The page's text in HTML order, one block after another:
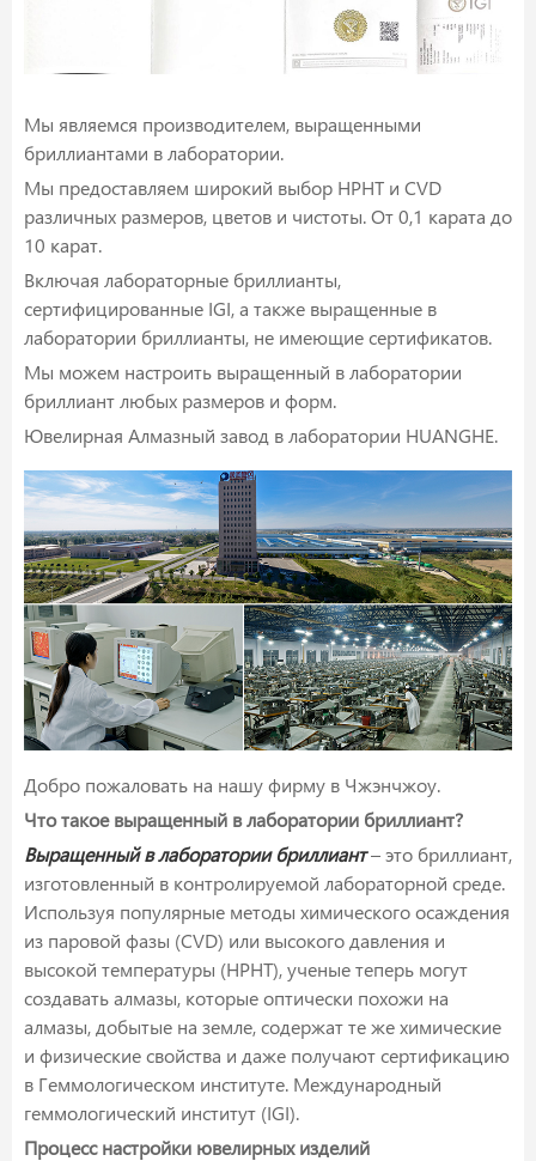
Мы являемся производителем, выращенными
бриллиантами в лаборатории.
Мы предоставляем широкий выбор HPHT и CVD
различных размеров, цветов и чистоты. От 0,1 карата до
10 карат.
Включая лабораторные бриллианты,
сертифицированные IGI, а также выращенные в
лаборатории бриллианты, не имеющие сертификатов.
Мы можем настроить выращенный в лаборатории
бриллиант любых размеров и форм.
Ювелирная Алмазный завод в лаборатории HUANGHE.
Добро пожаловать на нашу фирму в Чжэнчжоу.
Что такое выращенный в лаборатории бриллиант?
Выращенный в лаборатории бриллиант– это бриллиант,
изготовленный в контролируемой лабораторной среде.
Используя популярные методы химического осаждения
из паровой фазы (CVD) или высокого давления и
высокой температуры (HPHT), ученые теперь могут
создавать алмазы, которые оптически похожи на
алмазы, добытые на земле, содержат те же химические
и физические свойства и даже получают сертификацию
в Геммологическом институте. Международный
геммологический институт (IGI).
Процесс настройки ювелирных изделий